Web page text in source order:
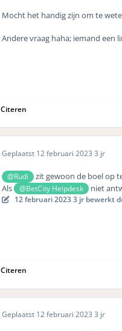
Mocht het handig zijn om te
Andere vraag haha; iemand een
Citeren
Geplaatst 12 februari 2023 3 jr
@Rudi
zit gewoon de boel op
Als
@BetCity Helpdesk niet
12 februari 20233 jrbewerkt
Citeren
Geplaatst 12 februari 2023 3 jr